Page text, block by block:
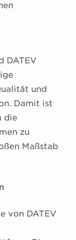
DATEV
und
Damit ist
die
zu
Maßstab
von DATEV